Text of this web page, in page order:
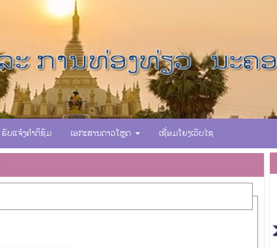
ຮັບແຈ້ງຄຳຕິຊົມ ເອກະສານດາວໂຫຼດ ເຊື່ອມໂຍງເວັບໄຊ